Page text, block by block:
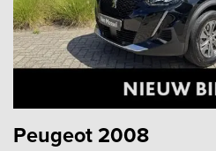
Peugeot 2008